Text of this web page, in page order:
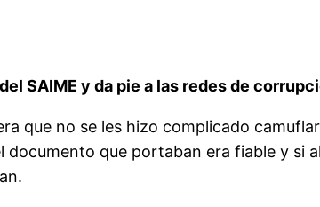
SAIME y da pie a las redes de
que no se les hizo complicado
documento que portaban era fiable y